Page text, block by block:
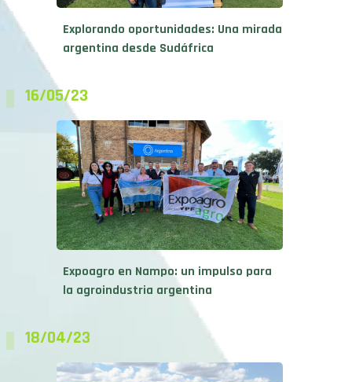
Explorando oportunidades: Una mirada
argentina desde Sudáfrica
16/05/23
Expoagro en Nampo: un impulso para
la agroindustria argentina
18/04/23